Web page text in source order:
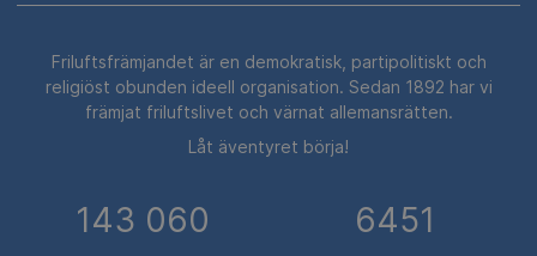
Friluftsfrämjandet är en demokratisk, partipolitiskt och
religiöst obunden ideell organisation. Sedan 1892 har vi
främjat friluftslivet och värnat allemansrätten.
Låt äventyret börja!
143 060 6451